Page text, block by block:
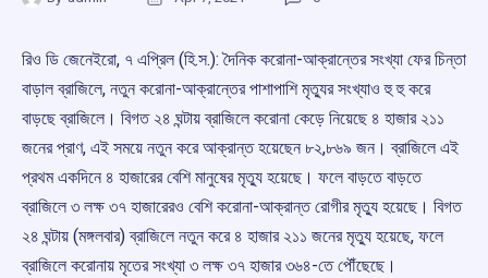
রিও ডি জেনেইরো, ৭ এপ্রিল (হি.স.): দৈনিক করোনা-আক্রান্তের সংখ্যা ফের চিন্তা
বাড়াল ব্রাজিলে, নতুন করোনা-আক্রান্তের পাশাপাশি মৃত্যুর সংখ্যাও হু হু করে
বাড়ছে ব্রাজিলে। বিগত ২৪ ঘন্টায় ব্রাজিলে করোনা কেড়ে নিয়েছে ৪ হাজার ২১১
জনের প্রাণ, এই সময়ে নতুন করে আক্রান্ত হয়েছেন ৮২,৮৬৯ জন। ব্রাজিলে এই
প্রথম একদিনে ৪ হাজারের বেশি মানুষের মৃত্যু হয়েছে। ফলে বাড়তে বাড়তে
ব্রাজিলে ৩ লক্ষ ৩৭ হাজারেরও বেশি করোনা-আক্রান্ত রোগীর মৃত্যু হয়েছে। বিগত
২৪ ঘন্টায় (মঙ্গলবার) ব্রাজিলে নতুন করে ৪ হাজার ২১১ জনের মৃত্যু হয়েছে, ফলে
ব্রাজিলে করোনায় মৃতের সংখ্যা ৩ লক্ষ ৩৭ হাজার ৩৬৪-তে পৌঁছেছে।